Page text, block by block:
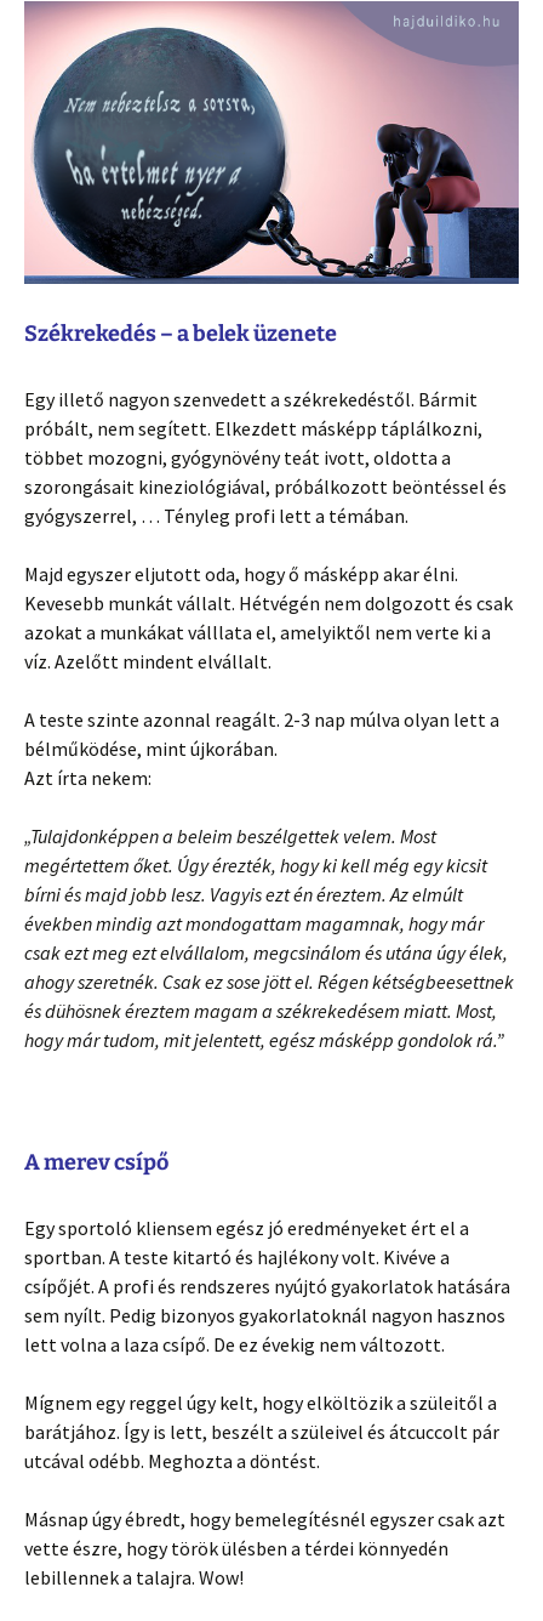
Székrekedés – a belek üzenete
Egy illető nagyon szenvedett a székrekedéstől. Bármit
próbált, nem segített. Elkezdett másképp táplálkozni,
többet mozogni, gyógynövény teát ivott, oldotta a
szorongásait kineziológiával, próbálkozott beöntéssel és
gyógyszerrel, … Tényleg profi lett a témában.
Majd egyszer eljutott oda, hogy ő másképp akar élni.
Kevesebb munkát vállalt. Hétvégén nem dolgozott és csak
azokat a munkákat válllata el, amelyiktől nem verte ki a
víz. Azelőtt mindent elvállalt.
A teste szinte azonnal reagált. 2-3 nap múlva olyan lett a
bélműködése, mint újkorában.
Azt írta nekem:
„Tulajdonképpen a beleim beszélgettek velem. Most
megértettem őket. Úgy érezték, hogy ki kell még egy kicsit
bírni és majd jobb lesz. Vagyis ezt én éreztem. Az elmúlt
években mindig azt mondogattam magamnak, hogy már
csak ezt meg ezt elvállalom, megcsinálom és utána úgy élek,
ahogy szeretnék. Csak ez sose jött el. Régen kétségbeesettnek
és dühösnek éreztem magam a székrekedésem miatt. Most,
hogy már tudom, mit jelentett, egész másképp gondolok rá.”
A merev csípő
Egy sportoló kliensem egész jó eredményeket ért el a
sportban. A teste kitartó és hajlékony volt. Kivéve a
csípőjét. A profi és rendszeres nyújtó gyakorlatok hatására
sem nyílt. Pedig bizonyos gyakorlatoknál nagyon hasznos
lett volna a laza csípő. De ez évekig nem változott.
Mígnem egy reggel úgy kelt, hogy elköltözik a szüleitől a
barátjához. Így is lett, beszélt a szüleivel és átcuccolt pár
utcával odébb. Meghozta a döntést.
Másnap úgy ébredt, hogy bemelegítésnél egyszer csak azt
vette észre, hogy török ülésben a térdei könnyedén
lebillennek a talajra. Wow!